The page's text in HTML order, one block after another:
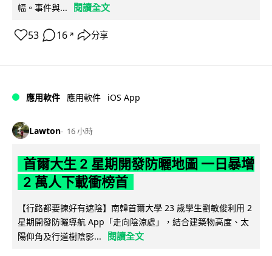
幅。事件與...
閱讀全文
53 16 ↗ 分享
應用軟件 應用軟件 iOS App
Lawton 16 小時
首爾大生 2 星期開發防曬地圖 一日暴增
2 萬人下載衝榜首
【行路都要揀好有遮陰】南韓首爾大學 23 歲學生劉敏俊利用 2
星期開發防曬導航 App「走向陰涼處」，結合建築物高度、太
陽仰角及行道樹陰影...
閱讀全文